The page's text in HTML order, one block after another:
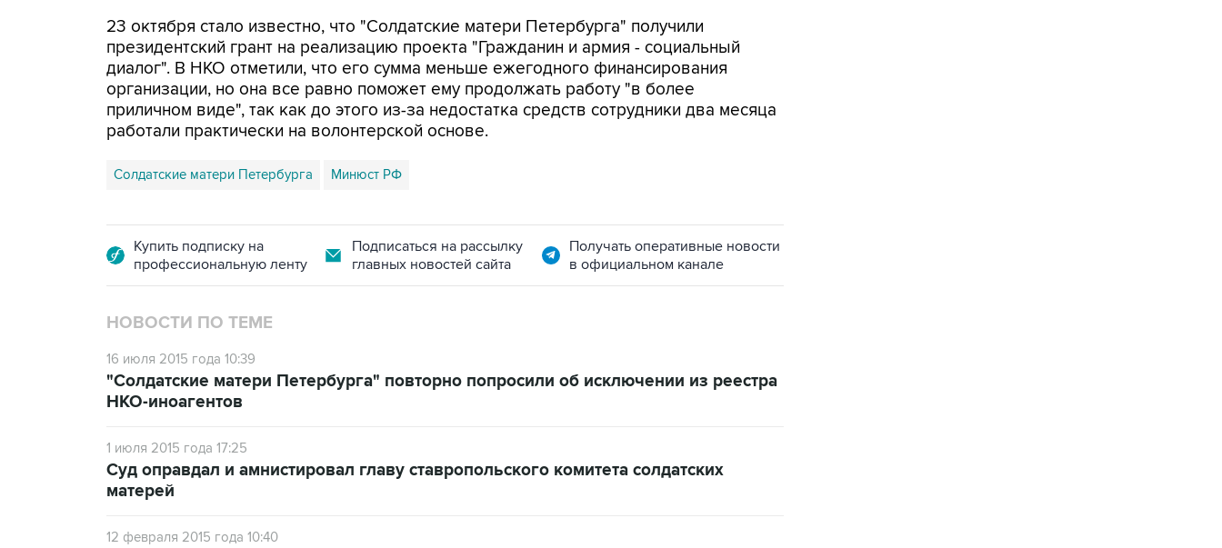
23 октября стало известно, что "Солдатские матери Петербурга" получили
президентский грант на реализацию проекта "Гражданин и армия - социальный
диалог". В НКО отметили, что его сумма меньше ежегодного финансирования
организации, но она все равно поможет ему продолжать работу "в более
приличном виде", так как до этого из-за недостатка средств сотрудники два месяца
работали практически на волонтерской основе.
Солдатские матери Петербурга Минюст РФ
Купить подписку на
профессиональную ленту
Подписаться на рассылку
главных новостей сайта
Получать оперативные новости
в официальном канале
НОВОСТИ ПО ТЕМЕ
16 июля 2015 года 10:39
"Солдатские матери Петербурга" повторно попросили об исключении из реестра
НКО-иноагентов
1 июля 2015 года 17:25
Суд оправдал и амнистировал главу ставропольского комитета солдатских
матерей
12 февраля 2015 года 10:40